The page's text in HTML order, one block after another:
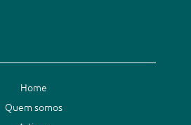
Home
Quem somos